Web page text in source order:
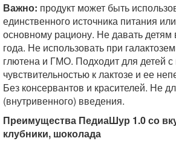
Важно: продукт может быть
единственного источника питания
основному рациону. Не давать детям
года. Не использовать при
глютена и ГМО. Подходит для детей
чувствительностью к лактозе и ее
Без консервантов и красителей. Не
(внутривенного) введения.
Преимущества ПедиаШур 1.0 со
клубники, шоколада